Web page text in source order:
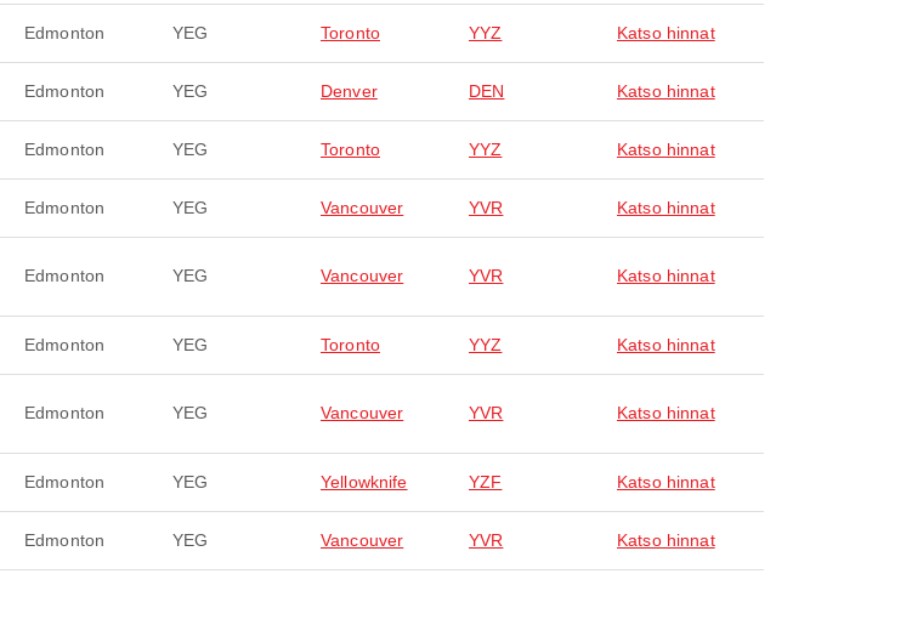
Edmonton YEG Toronto YYZ Katso hinnat
Edmonton YEG Denver DEN Katso hinnat
Edmonton YEG Toronto YYZ Katso hinnat
Edmonton YEG Vancouver YVR Katso hinnat
Edmonton YEG Vancouver YVR Katso hinnat
Edmonton YEG Toronto YYZ Katso hinnat
Edmonton YEG Vancouver YVR Katso hinnat
Edmonton YEG Yellowknife YZF Katso hinnat
Edmonton YEG Vancouver YVR Katso hinnat